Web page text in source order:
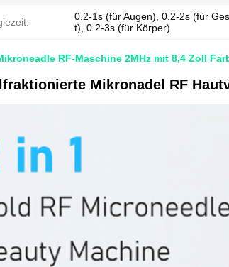
0.2-1s (für Augen), 0.2-2s (für
t), 0.2-3s (für Körper)
RF-Maschine 2MHz mit 8,4 Zoll
Mikronadel RF